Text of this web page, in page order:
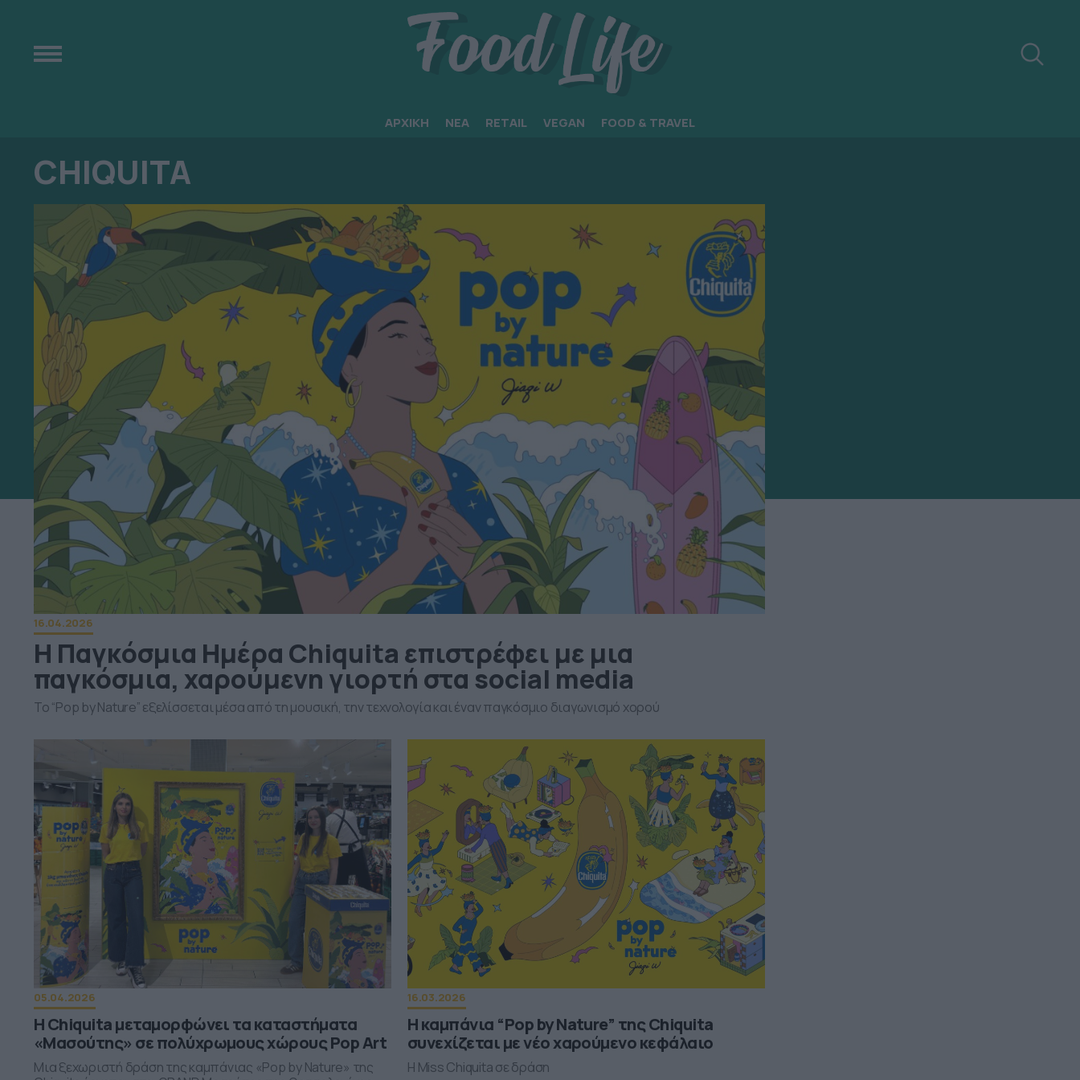
ΑΡΧΙΚΗ ΝΕΑ RETAIL VEGAN FOOD & TRAVEL
CHIQUITA
16.04.2026
Η Παγκόσμια Ημέρα Chiquita επιστρέφει με μια
παγκόσμια, χαρούμενη γιορτή στα social media
Το “Pop by Nature” εξελίσσεται μέσα από τη μουσική, την τεχνολογία και έναν παγκόσμιο διαγωνισμό χορού
05.04.2026
Η Chiquita μεταμορφώνει τα καταστήματα
«Μασούτης» σε πολύχρωμους χώρους Pop Art
Μια ξεχωριστή δράση της καμπάνιας «Pop by Nature» της
16.03.2026
Η καμπάνια “Pop by Nature” της Chiquita
συνεχίζεται με νέο χαρούμενο κεφάλαιο
Η Miss Chiquita σε δράση